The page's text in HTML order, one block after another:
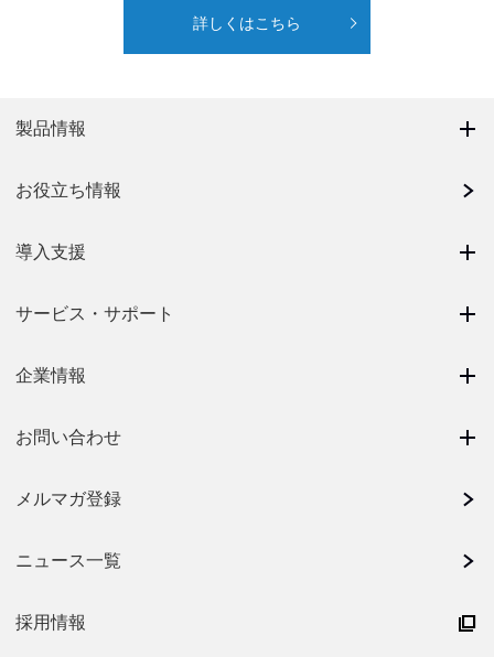
詳しくはこちら
製品情報
お役立ち情報
導入支援
サービス・サポート
企業情報
お問い合わせ
メルマガ登録
ニュース一覧
採用情報